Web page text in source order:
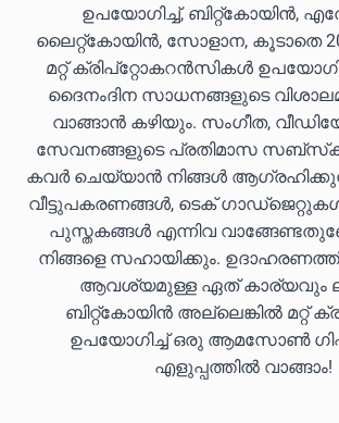
ഉപയോഗിച്ച്, ബിറ്റ്കോയിൻ,
ലൈറ്റ്കോയിൻ, സോളാന, കൂടാതെ
മറ്റ് ക്രിപ്‌റ്റോകറൻസികൾ
ദൈനംദിന സാധനങ്ങളുടെ
വാങ്ങാൻ കഴിയും. സംഗീത,
സേവനങ്ങളുടെ പ്രതിമാസ
കവർ ചെയ്യാൻ നിങ്ങൾ
വീട്ടുപകരണങ്ങൾ, ടെക്
പുസ്തകങ്ങൾ എന്നിവ
നിങ്ങളെ സഹായിക്കും.
ആവശ്യമുള്ള ഏത് കാര്യവും
ബിറ്റ്കോയിൻ അല്ലെങ്കിൽ മറ്റ്
ഉപയോഗിച്ച് ഒരു ആമസോൺ
എളുപ്പത്തിൽ വാങ്ങാം!